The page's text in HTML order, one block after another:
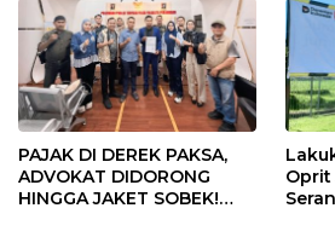
PAJAK DI DEREK PAKSA,
ADVOKAT DIDORONG
HINGGA JAKET SOBEK!
Oprit